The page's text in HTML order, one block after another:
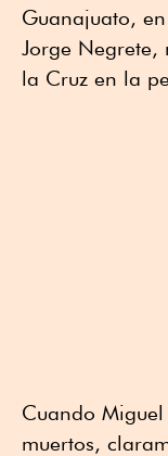
Guanajuato,
Jorge Negrete,
la Cruz en la
Cuando
muertos,